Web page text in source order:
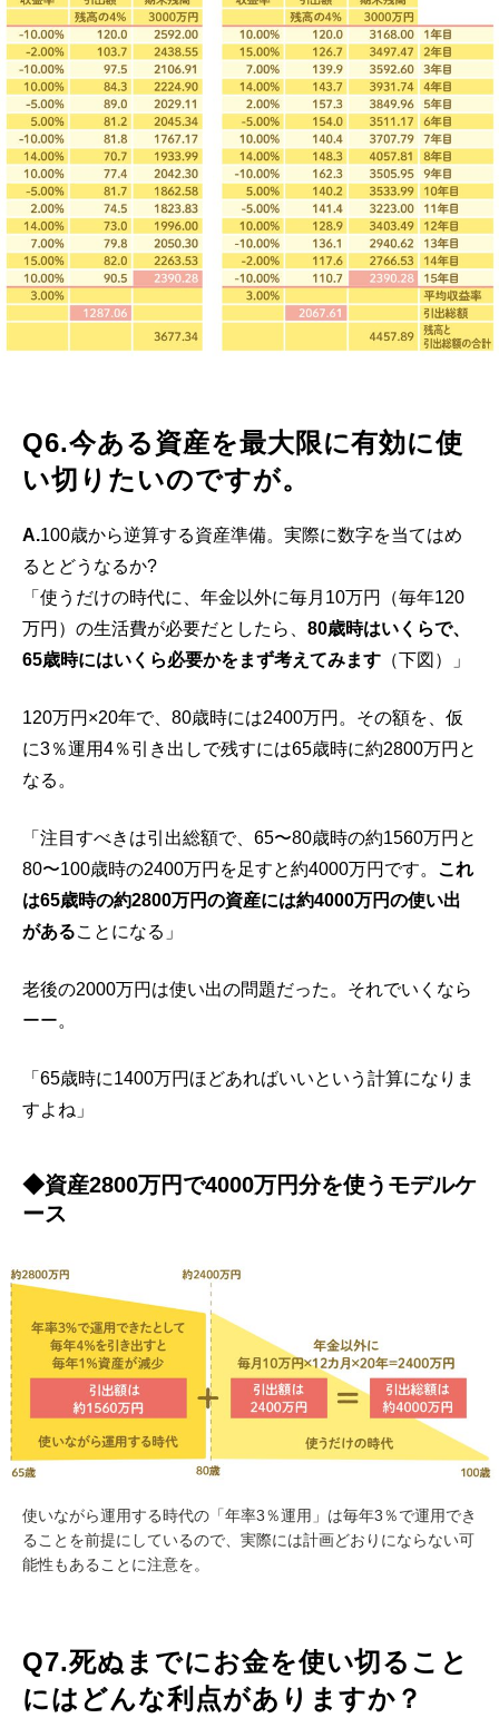
Q6.今ある資産を最大限に有効に使
い切りたいのですが。
A.100歳から逆算する資産準備。実際に数字を当てはめ
るとどうなるか?
「使うだけの時代に、年金以外に毎月10万円（毎年120
万円）の生活費が必要だとしたら、 80歳時はいくらで、
65歳時にはいくら必要かをまず考えてみます （下図）」
120万円×20年で、80歳時には2400万円。その額を、仮
に3％運用4％引き出しで残すには65歳時に約2800万円と
なる。
「注目すべきは引出総額で、65〜80歳時の約1560万円と
80〜10‌0歳時の2400万円を足すと約4000万円です。 これ
は65歳時の約2800万円の資産には約4000万円の使い出
があることになる」
老後の2000万円は使い出の問題だった。それでいくなら
ーー。
「65歳時に1400万円ほどあればいいという計算になりま
すよね」
◆資産2800万円で4000万円分を使うモデルケ
ース
使いながら運用する時代の「年率3％運用」は毎年3％で運用でき
ることを前提にしているので、実際には計画どおりにならない可
能性もあることに注意を。
Q7.死ぬまでにお金を使い切ること
にはどんな利点がありますか？